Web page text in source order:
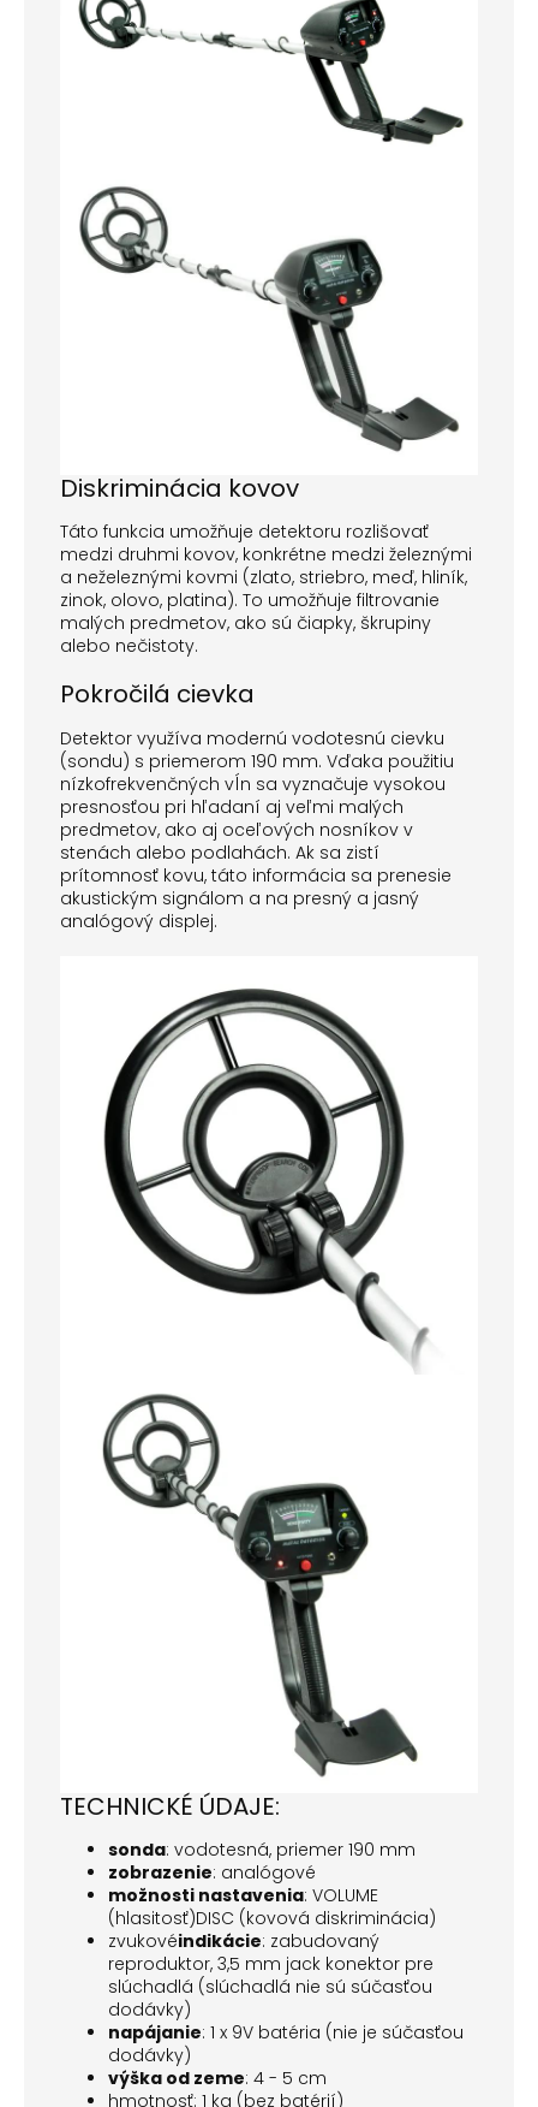
Diskriminácia kovov
Táto funkcia umožňuje detektoru rozlišovať
medzi druhmi kovov, konkrétne medzi železnými
a neželeznými kovmi (zlato, striebro, meď, hliník,
zinok, olovo, platina). To umožňuje filtrovanie
malých predmetov, ako sú čiapky, škrupiny
alebo nečistoty.
Pokročilá cievka
Detektor využíva modernú vodotesnú cievku
(sondu) s priemerom 190 mm. Vďaka použitiu
nízkofrekvenčných vĺn sa vyznačuje vysokou
presnosťou pri hľadaní aj veľmi malých
predmetov, ako aj oceľových nosníkov v
stenách alebo podlahách. Ak sa zistí
prítomnosť kovu, táto informácia sa prenesie
akustickým signálom a na presný a jasný
analógový displej.
TECHNICKÉ ÚDAJE:
sonda: vodotesná, priemer 190 mm
zobrazenie: analógové
možnosti nastavenia: VOLUME
(hlasitosť)DISC (kovová diskriminácia)
zvukovéindikácie: zabudovaný
reproduktor, 3,5 mm jack konektor pre
slúchadlá (slúchadlá nie sú súčasťou
dodávky)
napájanie: 1 x 9V batéria (nie je súčasťou
dodávky)
výška od zeme: 4 - 5 cm
hmotnosť: 1 kg (bez batérií)